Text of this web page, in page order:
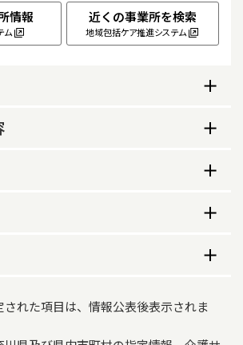
情報
ム
近くの事業所を検索
地域包括ケア推進システム
定
崎市幸区
様式の公開
ケースや高次脳機能障害などに
れた項目は、情報公表後表示されま